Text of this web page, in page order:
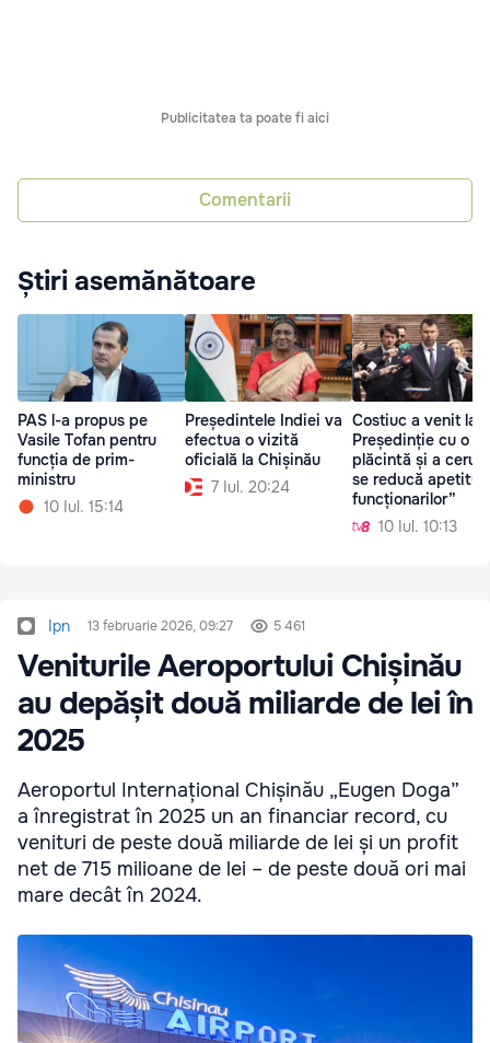
Publicitatea ta poate fi aici
Comentarii
Știri asemănătoare
PAS l-a propus pe
Vasile Tofan pentru
funcția de prim-
ministru
10 Iul. 15:14
Președintele Indiei va
efectua o vizită
oficială la Chișinău
7 Iul. 20:24
Costiuc a venit la
Președinție cu o
plăcintă și a cerut
se reducă apetitul
funcționarilor”
10 Iul. 10:13
Ipn 13 februarie 2026, 09:27 5 461
Veniturile Aeroportului Chișinău
au depășit două miliarde de lei în
2025
Aeroportul Internațional Chișinău „Eugen Doga”
a înregistrat în 2025 un an financiar record, cu
venituri de peste două miliarde de lei și un profit
net de 715 milioane de lei – de peste două ori mai
mare decât în 2024.